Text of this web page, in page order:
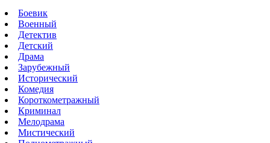
Боевик
Военный
Детектив
Детский
Драма
Зарубежный
Исторический
Комедия
Короткометражный
Криминал
Мелодрама
Мистический